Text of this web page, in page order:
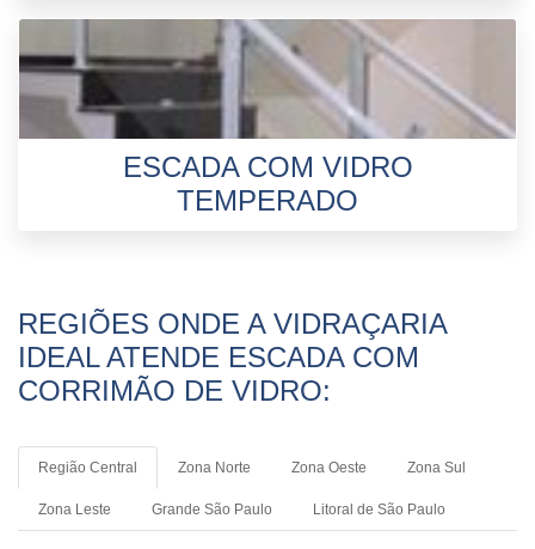
ESCADA COM VIDRO
TEMPERADO
REGIÕES ONDE A VIDRAÇARIA
IDEAL ATENDE ESCADA COM
CORRIMÃO DE VIDRO:
Região Central Zona Norte Zona Oeste Zona Sul
Zona Leste Grande São Paulo Litoral de São Paulo